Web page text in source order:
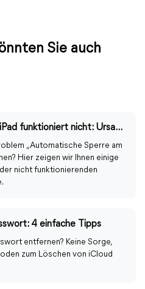
Sie auch
Automatische Sperre am iPad funktioniert nicht: Ursachen & Lösungen
„Automatische Sperre am
Hier zeigen wir Ihnen einige
nicht funktionierenden
4 einfache Tipps
entfernen? Keine Sorge,
zum Löschen von iCloud